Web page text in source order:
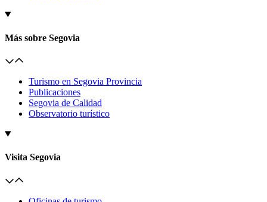
Más sobre Segovia
Turismo en Segovia Provincia
Publicaciones
Segovia de Calidad
Observatorio turístico
Visita Segovia